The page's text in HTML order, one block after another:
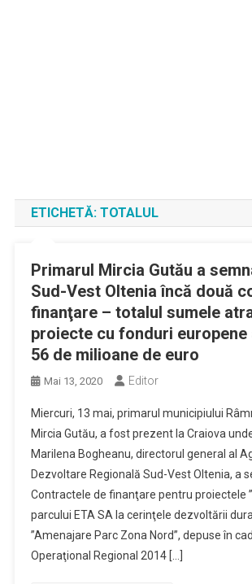
ETICHETĂ: TOTALUL
Primarul Mircia Gutău a
Sud-Vest Oltenia încă două
finanţare – totalul sumele
proiecte cu fonduri europene
56 de milioane de euro
Mai 13, 2020 Editor
Miercuri, 13 mai, primarul municipiului
Mircia Gutău, a fost prezent la Craiova
Marilena Bogheanu, directorul general al
Dezvoltare Regională Sud-Vest Oltenia, a
Contractele de finanţare pentru proiectele
parcului ETA SA la cerinţele dezvoltării
”Amenajare Parc Zona Nord”, depuse în
Operaţional Regional 2014 […]